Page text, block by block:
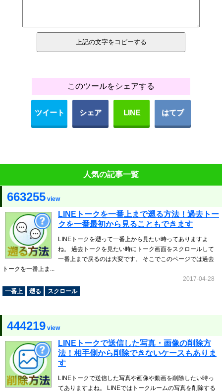
このツールをシェアする
ツイート シェア LINE はてブ
人気の記事一覧
663255 view
LINEトークを一番上まで遡る方法！過去トー
クを一番最初から見ることもできます
LINEトークを遡って一番上から見たい時ってありますよ
ね。 過去トークを見たい時にトーク画面をスクロールして
一番上まで戻るのは大変です。 そこでこのページでは過去
トークを一番上ま...
2017-04-28
一番上
遡る スクロール
444219 view
LINEトークで送信した写真・画像の削除方
法！相手側から削除できないケースもありま
す
LINEトークで送信した写真や画像や動画を削除したい時っ
てありますよね。 LINEではトークルームの写真を削除する